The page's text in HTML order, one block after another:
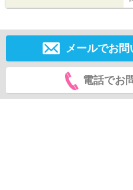
メールでお問
電話でお